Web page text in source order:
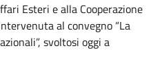
Esteri e alla Cooperazione
al convegno “La
svoltosi oggi a